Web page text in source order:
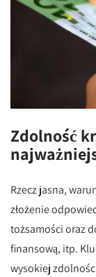
Zdolność
Rzecz jasna,
złożenie
tożsamości oraz
finansową, itp.
wysokiej